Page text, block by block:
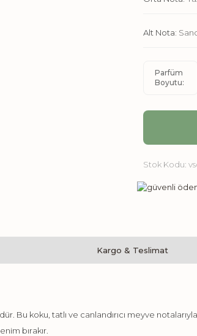
Alt Nota:
Parfüm
Boyutu:
Stok Kodu:
Kargo & Teslimat
Bu koku, tatlı ve canlandırıcı meyve
bırakır.